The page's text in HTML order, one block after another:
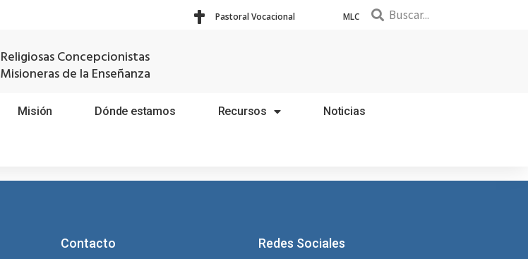
Pastoral Vocacional MLC
Religiosas Concepcionistas
Misioneras de la Enseñanza
Misión Dónde estamos Recursos Noticias
Contacto Redes Sociales